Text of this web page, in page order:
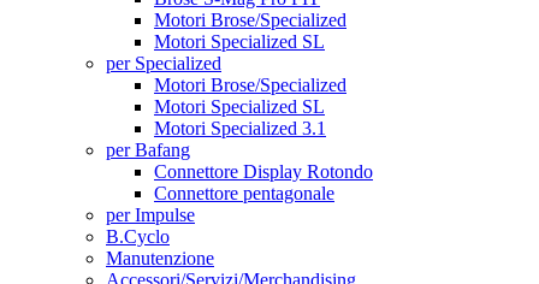
Motori Brose/Specialized
Motori Specialized SL
per Specialized
Motori Brose/Specialized
Motori Specialized SL
Motori Specialized 3.1
per Bafang
Connettore Display Rotondo
Connettore pentagonale
per Impulse
B.Cyclo
Manutenzione
Accessori/Servizi/Merchandising